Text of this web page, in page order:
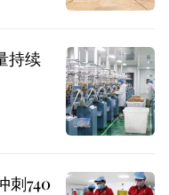
持续
刺740